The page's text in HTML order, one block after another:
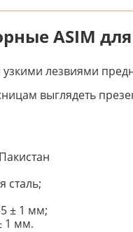
ASIM для
лезвиями
выглядеть
сталь;
± 1 мм;
1 мм.